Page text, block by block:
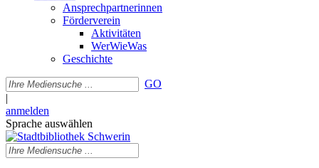
Ansprechpartnerinnen
Förderverein
Aktivitäten
WerWieWas
Geschichte
GO
|
anmelden
Sprache auswählen